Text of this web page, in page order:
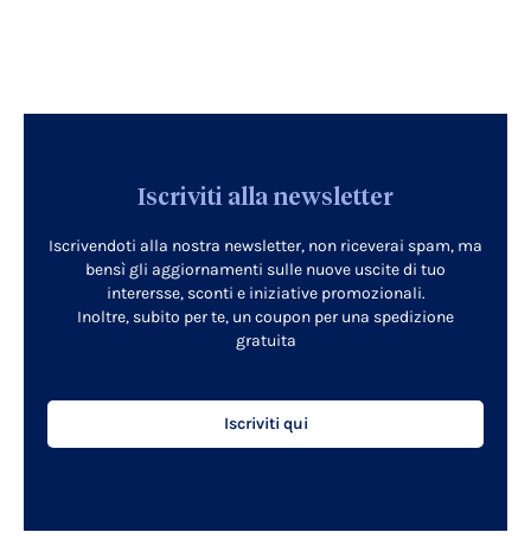
Iscriviti alla newsletter
Iscrivendoti alla nostra newsletter, non riceverai spam, ma
bensì gli aggiornamenti sulle nuove uscite di tuo
interersse, sconti e iniziative promozionali.
Inoltre, subito per te, un coupon per una spedizione
gratuita
Iscriviti qui